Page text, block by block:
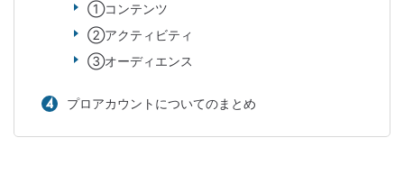
①コンテンツ
②アクティビティ
③オーディエンス
プロアカウントについてのまとめ